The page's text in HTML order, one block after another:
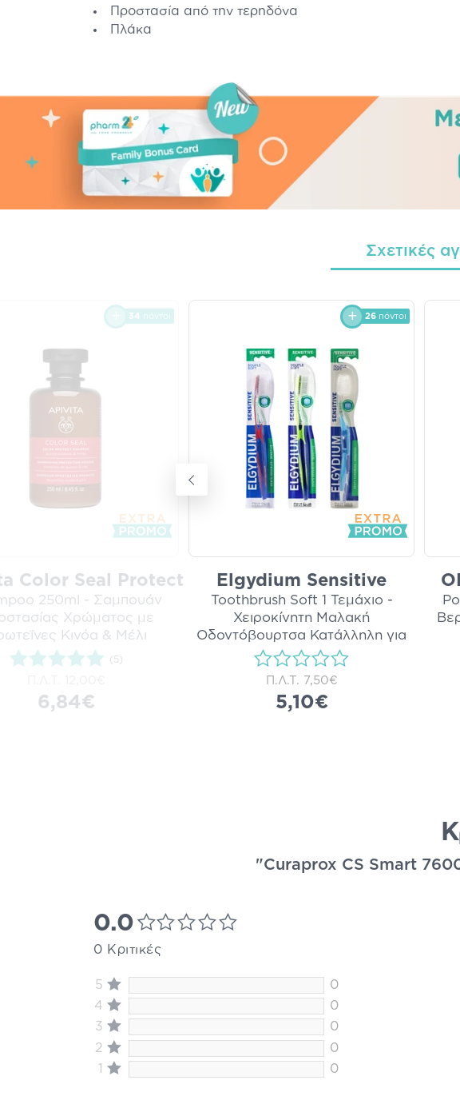
Προστασία από την τερηδόνα
Πλάκα
Σχετικές
34 πόντοι
Color Seal Protect
250ml - Σαμπουάν
Χρώματος με
Κινόα & Μέλι
(5)
6,84€
26 πόντοι
Elgydium Sensitive
Toothbrush Soft 1 Τεμάχιο -
Χειροκίνητη Μαλακή
Οδοντόβουρτσα Κατάλληλη για
Ευαίσθ...
Π.Λ.Τ. 7,50€
5,10€
"Curaprox CS Smart
0.0
0 Κριτικές
5
0
4
0
3
0
2
0
1
0